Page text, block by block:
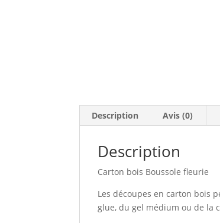
Description Avis (0)
Description
Carton bois Boussole fleurie
Les découpes en carton bois
glue, du gel médium ou de la